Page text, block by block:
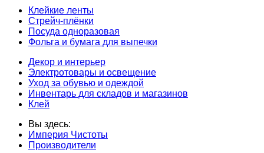
Клейкие ленты
Стрейч-плёнки
Посуда одноразовая
Фольга и бумага для выпечки
Декор и интерьер
Электротовары и освещение
Уход за обувью и одеждой
Инвентарь для складов и магазинов
Клей
Вы здесь:
Империя Чистоты
Производители